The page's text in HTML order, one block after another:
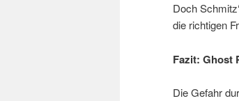
Doch
die richtigen
Fazit: Ghost
Die Gefahr